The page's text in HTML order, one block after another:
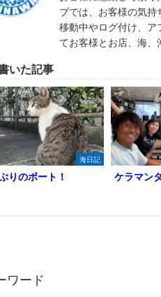
ブでは、お客様の気持
移動中やログ付け、ア
てお客様とお店、海、
いた記事
海日記
りのボート！ ケラマンタ
ワード